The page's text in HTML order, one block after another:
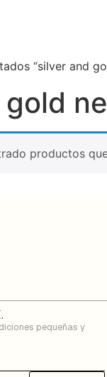
“silver and
productos
pequeñas y